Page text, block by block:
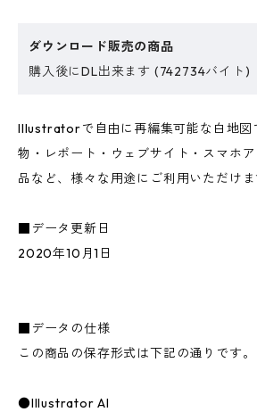
ダウンロード販売の商品
購入後にDL出来ます (742734バイト)
Illustratorで自由に再編集可能な白地図
物・レポート・ウェブサイト・スマホ
品など、様々な用途にご利用いただけま
■データ更新日
2020年10月1日
■データの仕様
この商品の保存形式は下記の通りです。
●Illustrator AI